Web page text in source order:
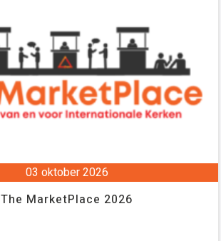
03 oktober 2026
The MarketPlace 2026